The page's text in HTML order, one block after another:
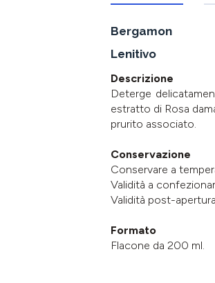
Bergamon
Lenitivo
Descrizione
Deterge
estratto di Rosa
prurito associato.
Conservazione
Conservare a
Validità a
Validità post-
Formato
Flacone da 200 ml.